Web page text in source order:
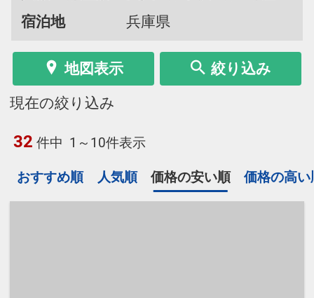
宿泊地
兵庫県
地図表示 絞り込み
現在の絞り込み
32 件中 1～10件表示
おすすめ順 人気順 価格の安い順 価格の高い